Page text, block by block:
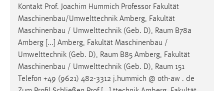
Kontakt Prof. Joachim Hummich Professor Fakultät
Maschinenbau/Umwelttechnik Amberg, Fakultät
Maschinenbau / Umwelttechnik (Geb. D), Raum B78a
Amberg [...] Amberg, Fakultät Maschinenbau /
Umwelttechnik (Geb. D), Raum B85 Amberg, Fakultät
Maschinenbau / Umwelttechnik (Geb. D), Raum 151
Telefon +49 (9621) 482-3312 j.hummich @ oth-aw . de